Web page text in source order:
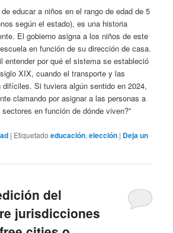
educar a niños en el rango de edad de 5
según el estado), es una historia
El gobierno asigna a los niños de este
en función de su dirección de casa.
entender por qué el sistema se estableció
XIX, cuando el transporte y las
Si tuviera algún sentido en 2024,
clamando por asignar a las personas a
en función de dónde viven?”
| Etiquetado educación,elección | Deja un
del
jurisdicciones